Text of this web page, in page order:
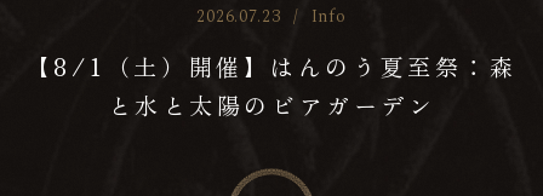
2026.07.23 / Info
【8/1（土）開催】はんのう夏至祭：森
と水と太陽のビアガーデン